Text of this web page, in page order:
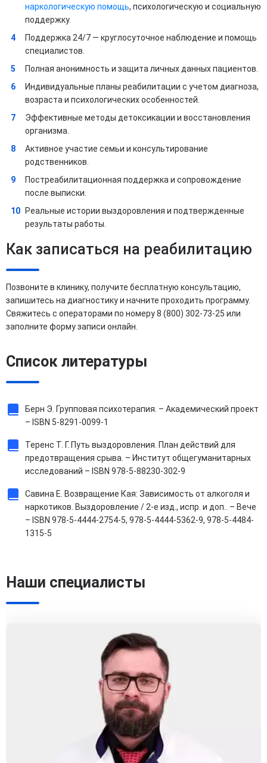
наркологическую помощь, психологическую и социальную
поддержку.
Поддержка 24/7 — круглосуточное наблюдение и помощь
специалистов.
Полная анонимность и защита личных данных пациентов.
Индивидуальные планы реабилитации с учетом диагноза,
возраста и психологических особенностей.
Эффективные методы детоксикации и восстановления
организма.
Активное участие семьи и консультирование
родственников.
Постреабилитационная поддержка и сопровождение
после выписки.
Реальные истории выздоровления и подтвержденные
результаты работы.
Как записаться на реабилитацию
Позвоните в клинику, получите бесплатную консультацию,
запишитесь на диагностику и начните проходить программу.
Свяжитесь с операторами по номеру 8 (800) 302-73-25 или
заполните форму записи онлайн.
Список литературы
Берн Э. Групповая психотерапия. – Академический проект
– ISBN 5-8291-0099-1
Теренс Т. Г. Путь выздоровления. План действий для
предотвращения срыва. – Институт общегуманитарных
исследований – ISBN 978-5-88230-302-9
Савина Е. Возвращение Кая: Зависимость от алкоголя и
наркотиков. Выздоровление / 2-е изд., испр. и доп.. – Вече
– ISBN 978-5-4444-2754-5, 978-5-4444-5362-9, 978-5-4484-
1315-5
Наши специалисты